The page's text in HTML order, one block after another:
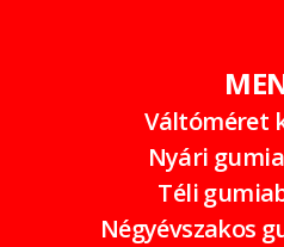
Váltóméret
Nyári
Téli
Négyévszakos